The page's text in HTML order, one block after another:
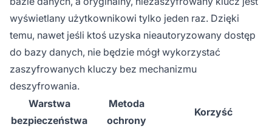
wyświetlany użytkownikowi tylko jeden raz. Dzięki
temu, nawet jeśli ktoś uzyska nieautoryzowany dostęp
do bazy danych, nie będzie mógł wykorzystać
zaszyfrowanych kluczy bez mechanizmu
deszyfrowania.
Warstwa
bezpieczeństwa
Metoda
ochrony
Korzyść